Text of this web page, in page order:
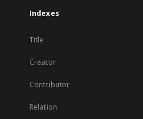
Indexes
Title
Creator
Contributor
Relation